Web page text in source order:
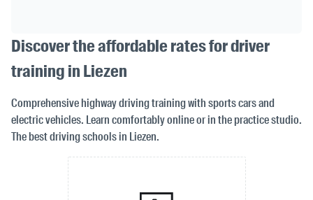
Discover the affordable rates for driver
training in Liezen
Comprehensive highway driving training with sports cars and
electric vehicles. Learn comfortably online or in the practice studio.
The best driving schools in Liezen.